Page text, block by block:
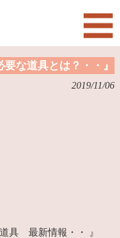
な道具とは？・・』
2019/11/06
具 最新情報・・ 』